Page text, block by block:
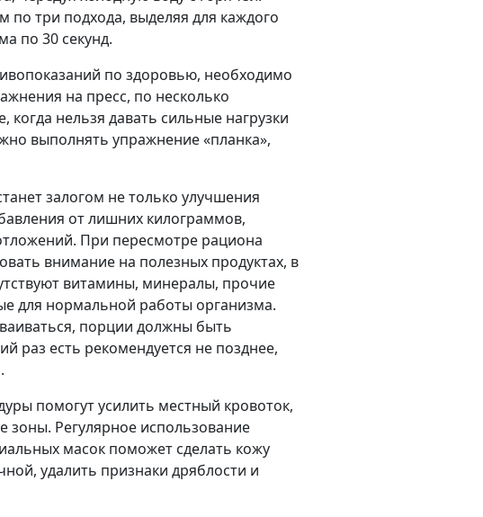
три подхода, выделяя для каждого
по 30 секунд.
по здоровью, необходимо
на пресс, по несколько
когда нельзя давать сильные нагрузки
выполнять упражнение «планка»,
залогом не только улучшения
от лишних килограммов,
При пересмотре рациона
внимание на полезных продуктах, в
витамины, минералы, прочие
для нормальной работы организма.
порции должны быть
раз есть рекомендуется не позднее,
помогут усилить местный кровоток,
зоны. Регулярное использование
масок поможет сделать кожу
удалить признаки дряблости и